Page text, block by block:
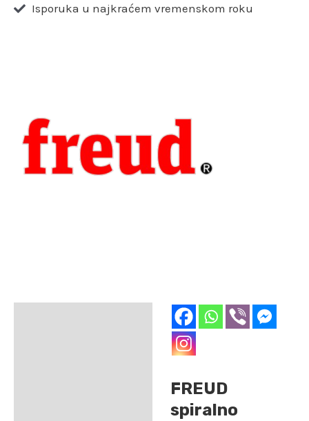
Isporuka u najkraćem vremenskom roku
FREUD
spiralno